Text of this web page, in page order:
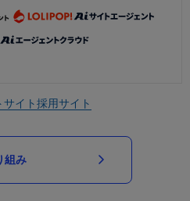
サイト採用サイト
組み